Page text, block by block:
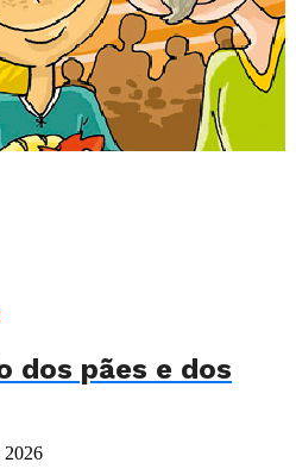
dos pães e dos
2026